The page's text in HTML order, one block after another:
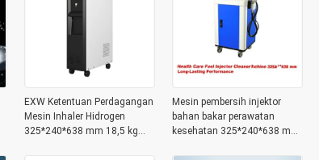
EXW Ketentuan Perdagangan
Mesin Inhaler Hidrogen
325*240*638 mm 18,5 kg
Mesin pembersih injektor
bahan bakar perawatan
kesehatan 325*240*638 mm